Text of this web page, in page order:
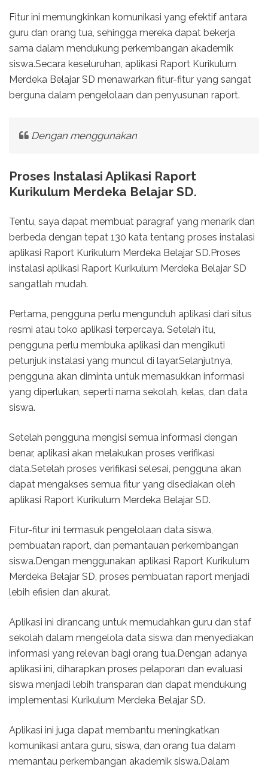
Fitur ini memungkinkan komunikasi yang efektif antara
guru dan orang tua, sehingga mereka dapat bekerja
sama dalam mendukung perkembangan akademik
siswa.Secara keseluruhan, aplikasi Raport Kurikulum
Merdeka Belajar SD menawarkan fitur-fitur yang sangat
berguna dalam pengelolaan dan penyusunan raport.
Dengan menggunakan
Proses Instalasi Aplikasi Raport
Kurikulum Merdeka Belajar SD.
Tentu, saya dapat membuat paragraf yang menarik dan
berbeda dengan tepat 130 kata tentang proses instalasi
aplikasi Raport Kurikulum Merdeka Belajar SD.Proses
instalasi aplikasi Raport Kurikulum Merdeka Belajar SD
sangatlah mudah.
Pertama, pengguna perlu mengunduh aplikasi dari situs
resmi atau toko aplikasi terpercaya. Setelah itu,
pengguna perlu membuka aplikasi dan mengikuti
petunjuk instalasi yang muncul di layar.Selanjutnya,
pengguna akan diminta untuk memasukkan informasi
yang diperlukan, seperti nama sekolah, kelas, dan data
siswa.
Setelah pengguna mengisi semua informasi dengan
benar, aplikasi akan melakukan proses verifikasi
data.Setelah proses verifikasi selesai, pengguna akan
dapat mengakses semua fitur yang disediakan oleh
aplikasi Raport Kurikulum Merdeka Belajar SD.
Fitur-fitur ini termasuk pengelolaan data siswa,
pembuatan raport, dan pemantauan perkembangan
siswa.Dengan menggunakan aplikasi Raport Kurikulum
Merdeka Belajar SD, proses pembuatan raport menjadi
lebih efisien dan akurat.
Aplikasi ini dirancang untuk memudahkan guru dan staf
sekolah dalam mengelola data siswa dan menyediakan
informasi yang relevan bagi orang tua.Dengan adanya
aplikasi ini, diharapkan proses pelaporan dan evaluasi
siswa menjadi lebih transparan dan dapat mendukung
implementasi Kurikulum Merdeka Belajar SD.
Aplikasi ini juga dapat membantu meningkatkan
komunikasi antara guru, siswa, dan orang tua dalam
memantau perkembangan akademik siswa.Dalam